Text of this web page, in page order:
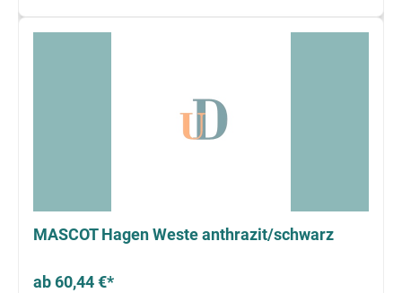
MASCOT Hagen Weste anthrazit/schwarz
ab 60,44 €*